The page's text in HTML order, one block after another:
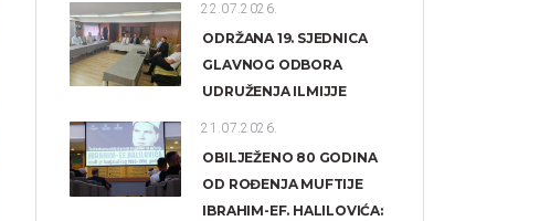
22.07.2026.
ODRŽANA 19. SJEDNICA
GLAVNOG ODBORA
UDRUŽENJA ILMIJJE
21.07.2026.
OBILJEŽENO 80 GODINA
OD ROĐENJA MUFTIJE
IBRAHIM-EF. HALILOVIĆA: